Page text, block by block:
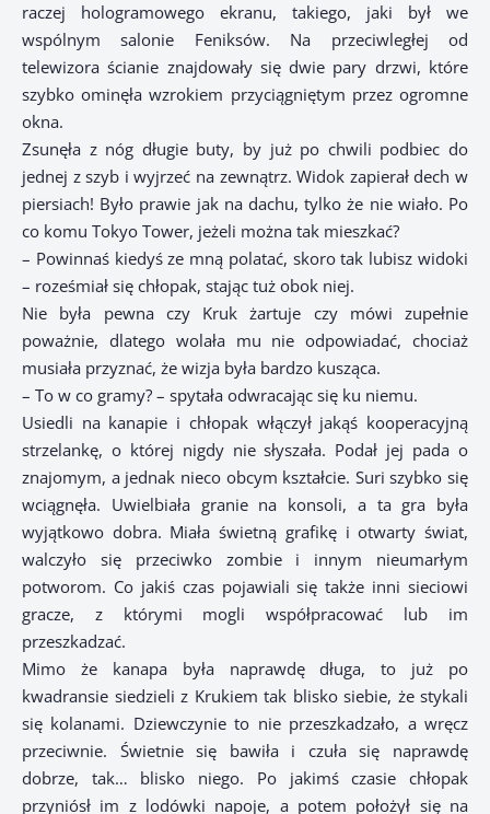
raczej hologramowego ekranu, takiego, jaki był we
wspólnym salonie Feniksów. Na przeciwległej od
telewizora ścianie znajdowały się dwie pary drzwi, które
szybko ominęła wzrokiem przyciągniętym przez ogromne
okna.
Zsunęła z nóg długie buty, by już po chwili podbiec do
jednej z szyb i wyjrzeć na zewnątrz. Widok zapierał dech w
piersiach! Było prawie jak na dachu, tylko że nie wiało. Po
co komu Tokyo Tower, jeżeli można tak mieszkać?
– Powinnaś kiedyś ze mną polatać, skoro tak lubisz widoki
– roześmiał się chłopak, stając tuż obok niej.
Nie była pewna czy Kruk żartuje czy mówi zupełnie
poważnie, dlatego wolała mu nie odpowiadać, chociaż
musiała przyznać, że wizja była bardzo kusząca.
– To w co gramy? – spytała odwracając się ku niemu.
Usiedli na kanapie i chłopak włączył jakąś kooperacyjną
strzelankę, o której nigdy nie słyszała. Podał jej pada o
znajomym, a jednak nieco obcym kształcie. Suri szybko się
wciągnęła. Uwielbiała granie na konsoli, a ta gra była
wyjątkowo dobra. Miała świetną grafikę i otwarty świat,
walczyło się przeciwko zombie i innym nieumarłym
potworom. Co jakiś czas pojawiali się także inni sieciowi
gracze, z którymi mogli współpracować lub im
przeszkadzać.
Mimo że kanapa była naprawdę długa, to już po
kwadransie siedzieli z Krukiem tak blisko siebie, że stykali
się kolanami. Dziewczynie to nie przeszkadzało, a wręcz
przeciwnie. Świetnie się bawiła i czuła się naprawdę
dobrze, tak… blisko niego. Po jakimś czasie chłopak
przyniósł im z lodówki napoje, a potem położył się na